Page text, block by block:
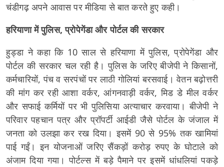
चंडीगढ़ अपने आवास पर मीडिया से बात करते हुए कही।
हरियाणा में पुलिस, प्रोपेगेंडा और पोर्टल की सरकार
हुड्डा ने कहा कि 10 साल से हरियाणा में पुलिस, प्रोपेगेंडा और
पोर्टल की सरकार चल रही है। पुलिस के जरिए बीजेपी ने किसानों,
कर्मचारियों, पंच व सरपंचों पर लाठी गोलियां बरसवाई। वेतन बढ़ोत्तरी
की मांग कर रही आशा वर्कर, आंगनवाड़ी वर्कर, मिड डे मील वर्कर
और सफाई कर्मियों पर भी पुलिसिया अत्याचार करवाया। बीजेपी ने
परिवार पहचान पत्र और प्रॉपर्टी आईडी जैसे पोर्टल के जंजाल में
जनता को उलझा कर रख दिया। इसमें 90 से 95% तक खामियां
पाई गईं। इन योजनाओं जरिए सैंकड़ों करोड़ रुपए के घोटाले को
अंजाम दिया गया। पोर्टल्स में बड़े पैमाने पर इसमें धांधलियां पकड़े